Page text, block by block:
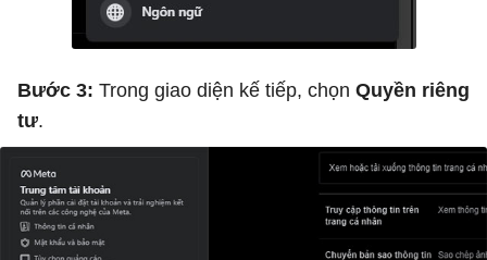
Bước 3: Trong giao diện kế tiếp, chọn Quyền riêng
tư.